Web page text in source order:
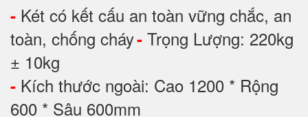
- Két có kết cấu an toàn vững chắc, an
toàn, chống cháy- Trọng Lượng: 220kg
± 10kg
- Kích thước ngoài: Cao 1200 * Rộng
600 * Sâu 600mm